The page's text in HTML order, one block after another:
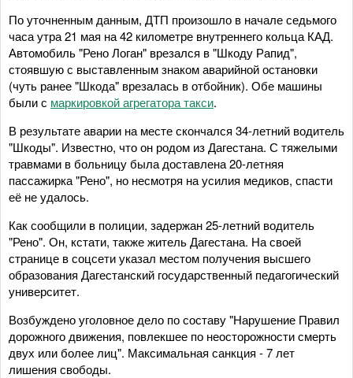
По уточненным данным, ДТП произошло в начале седьмого
часа утра 21 мая на 42 километре внутреннего кольца КАД.
Автомобиль "Рено Логан" врезался в "Шкоду Рапид",
стоявшую с выставленным знаком аварийной остановки
(чуть ранее "Шкода" врезалась в отбойник). Обе машины
были с маркировкой агрегатора такси.
В результате аварии на месте скончался 34-летний водитель
"Шкоды". Известно, что он родом из Дагестана. С тяжелыми
травмами в больницу была доставлена 20-летняя
пассажирка "Рено", но несмотря на усилия медиков, спасти
её не удалось.
Как сообщили в полиции, задержан 25-летний водитель
"Рено". Он, кстати, также житель Дагестана. На своей
странице в соцсети указал местом получения высшего
образования Дагестанский государственный педагогический
университет.
Возбуждено уголовное дело по составу "Нарушение Правил
дорожного движения, повлекшее по неосторожности смерть
двух или более лиц". Максимальная санкция - 7 лет
лишения свободы.